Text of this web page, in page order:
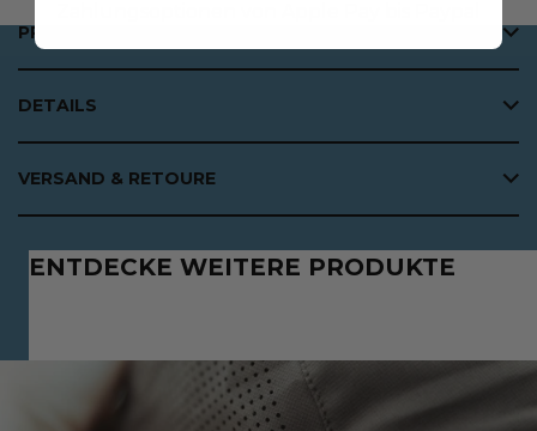
PRODUKTBESCHREIBUNG
DETAILS
VERSAND & RETOURE
ENTDECKE WEITERE PRODUKTE